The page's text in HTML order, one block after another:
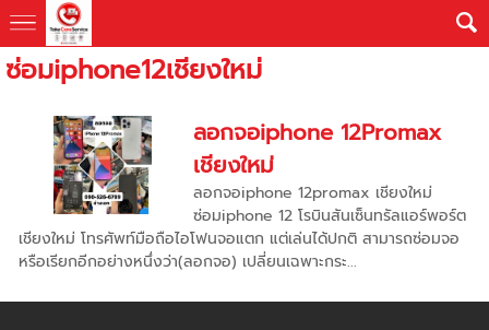
ซ่อมiphone12เชียงใหม่
ลอกจอiphone 12Promax
เชียงใหม่
ลอกจอiphone 12promax เชียงใหม่
ซ่อมiphone 12 โรบินสันเซ็นทรัลแอร์พอร์ต
เชียงใหม่ โทรศัพท์มือถือไอโฟนจอแตก แต่เล่นได้ปกติ สามารถซ่อมจอ
หรือเรียกอีกอย่างหนึ่งว่า(ลอกจอ) เปลี่ยนเฉพาะกระ...